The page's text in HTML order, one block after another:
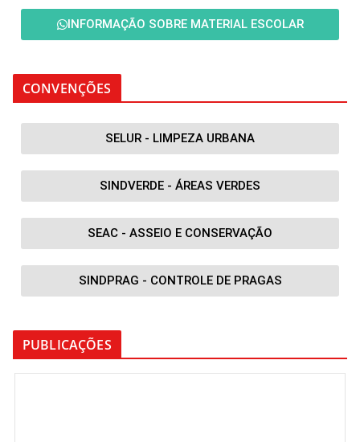
INFORMAÇÃO SOBRE MATERIAL ESCOLAR
CONVENÇÕES
SELUR - LIMPEZA URBANA
SINDVERDE - ÁREAS VERDES
SEAC - ASSEIO E CONSERVAÇÃO
SINDPRAG - CONTROLE DE PRAGAS
PUBLICAÇÕES